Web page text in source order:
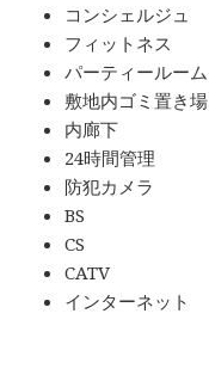
コンシェルジュ
フィットネス
パーティールーム
敷地内ゴミ置き場
内廊下
24時間管理
防犯カメラ
BS
CS
CATV
インターネット